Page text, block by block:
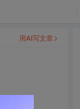
用AI写文章